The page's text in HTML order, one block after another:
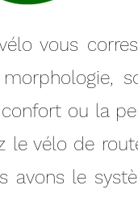
vous
ou la
le vélo de
avons le